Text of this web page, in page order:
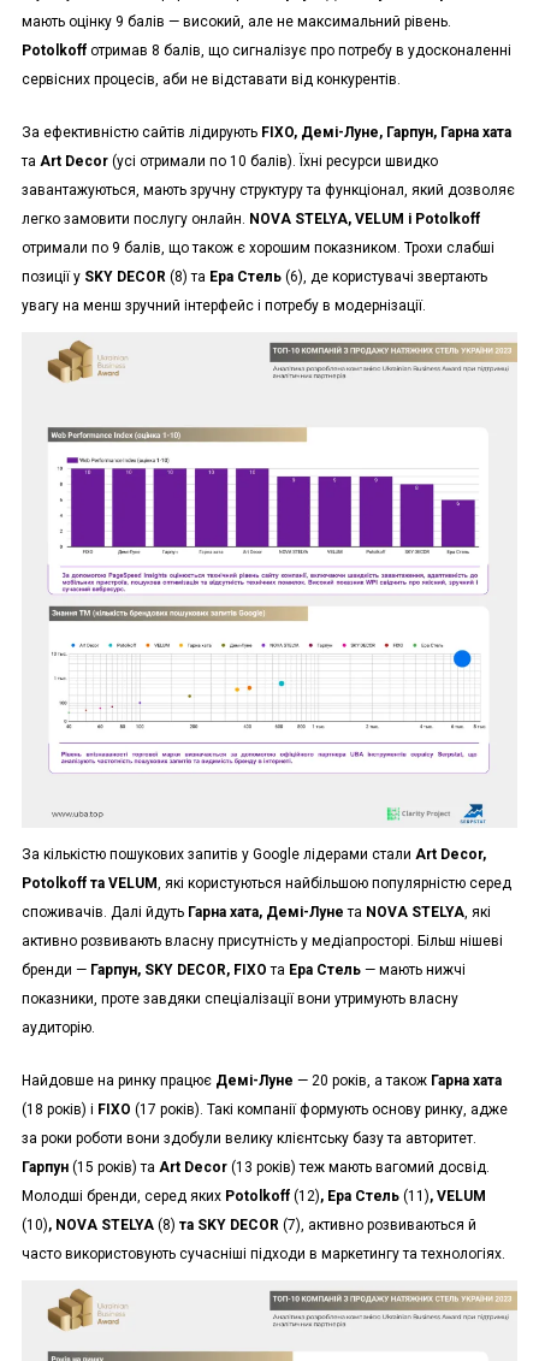
мають оцінку 9 балів — високий, але не максимальний рівень.
Potolkoffотримав 8 балів, що сигналізує про потребу в удосконаленні
сервісних процесів, аби не відставати від конкурентів.
За ефективністю сайтів лідирують FIXO, Демі-Луне, Гарпун, Гарна хата
та Art Decor(усі отримали по 10 балів). Їхні ресурси швидко
завантажуються, мають зручну структуру та функціонал, який дозволяє
легко замовити послугу онлайн. NOVA STELYA, VELUM і Potolkoff
отримали по 9 балів, що також є хорошим показником. Трохи слабші
позиції у SKY DECOR (8) та Ера Стель (6), де користувачі звертають
увагу на менш зручний інтерфейс і потребу в модернізації.
За кількістю пошукових запитів у Google лідерами стали Art Decor,
Potolkoff та VELUM, які користуються найбільшою популярністю серед
споживачів. Далі йдуть Гарна хата, Демі-Лунета NOVA STELYA, які
активно розвивають власну присутність у медіапросторі. Більш нішеві
бренди — Гарпун, SKY DECOR, FIXOта Ера Стель— мають нижчі
показники, проте завдяки спеціалізації вони утримують власну
аудиторію.
Найдовше на ринку працює Демі-Луне — 20 років, а також Гарна хата
(18 років) і FIXO (17 років). Такі компанії формують основу ринку, адже
за роки роботи вони здобули велику клієнтську базу та авторитет.
Гарпун (15 років) та Art Decor (13 років) теж мають вагомий досвід.
Молодші бренди, серед яких Potolkoff (12), Ера Стель (11), VELUM
(10), NOVA STELYA (8) та SKY DECOR (7), активно розвиваються й
часто використовують сучасніші підходи в маркетингу та технологіях.